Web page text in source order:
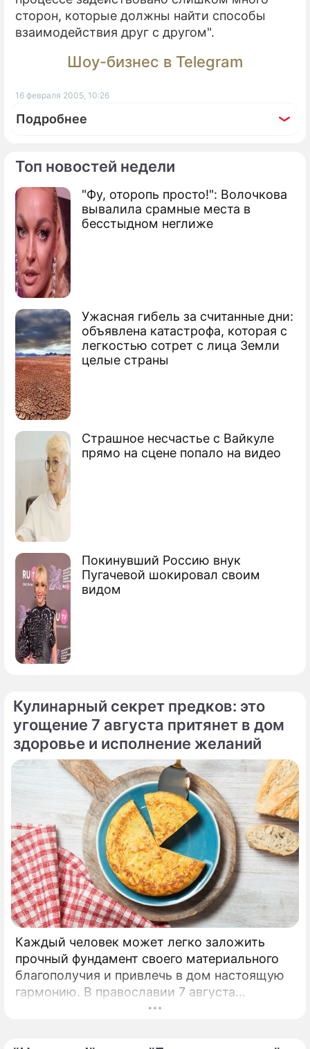
Топ новостей недели
"Фу, оторопь просто!": Волочкова
вывалила срамные места в
бесстыдном неглиже
Ужасная гибель за считанные дни:
объявлена катастрофа, которая с
легкостью сотрет с лица Земли
целые страны
Страшное несчастье с Вайкуле
прямо на сцене попало на видео
Покинувший Россию внук
Пугачевой шокировал своим
видом
сторон, которые должны найти способы
взаимодействия друг с другом".
Шоу-бизнес в Telegram
16 февраля 2005, 10:26
Подробнее
По теме
МВД займется реализацией бензина
Нефть уходит - бензин дорожает
Владимир Путин удешевил бензин
Кулинарный секрет предков: это
угощение 7 августа притянет в дом
здоровье и исполнение желаний
Каждый человек может легко заложить
прочный фундамент своего материального
благополучия и привлечь в дом настоящую
гармонию. В православии 7 августа
почитают память праведной Анны, матери